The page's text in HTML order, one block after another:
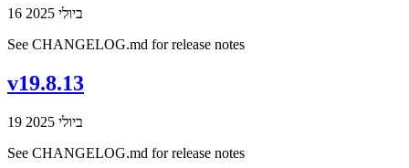
16 ביולי 2025
See CHANGELOG.md for release notes
v19.8.13
19 ביולי 2025
See CHANGELOG.md for release notes